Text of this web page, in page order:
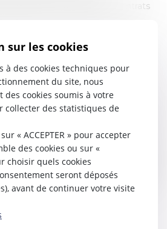
et la rupture des contrats
garanties
: rédaction de tous types de
congé, révision du loyer,
de contrats commerciaux avec
de l’entreprise : prestataires
clients, bailleurs, locataires, etc…
et conditions générales de
commercial
sur les cookies
à des cookies techniques pour
du site, nous
des cookies soumis à votre
collecter des statistiques de
« ACCEPTER » pour accepter
des cookies ou sur «
choisir quels cookies
seront déposés
avant de continuer votre visite